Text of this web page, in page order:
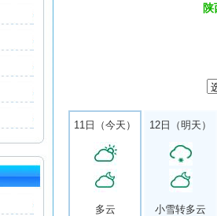
11日（今天）
多云
12日（明天）
小雪转多云